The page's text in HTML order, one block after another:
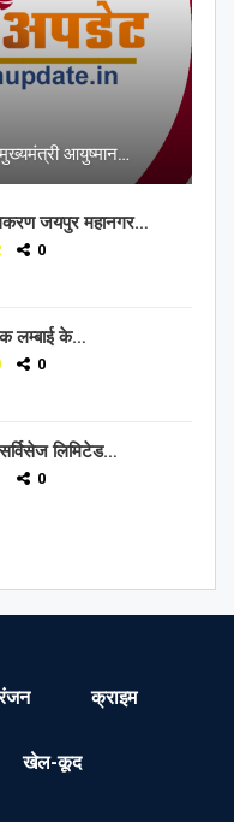
आयुष्मान…
जयपुर महानगर…
0
लम्बाई के…
0
लिमिटेड…
0
क्राइम
खेल-कूद